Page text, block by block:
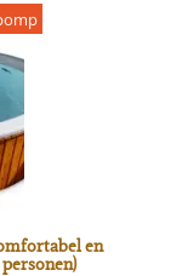
en